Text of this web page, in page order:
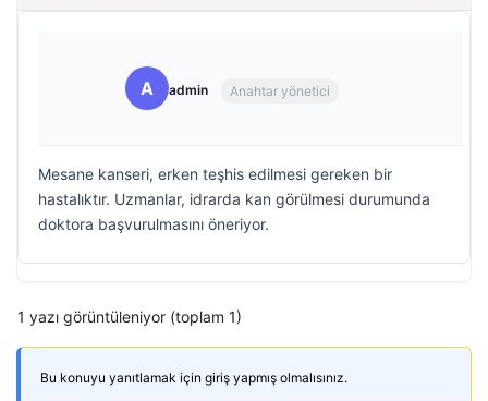
A admin Anahtar yönetici
Mesane kanseri, erken teşhis edilmesi gereken bir
hastalıktır. Uzmanlar, idrarda kan görülmesi durumunda
doktora başvurulmasını öneriyor.
1 yazı görüntüleniyor (toplam 1)
Bu konuyu yanıtlamak için giriş yapmış olmalısınız.